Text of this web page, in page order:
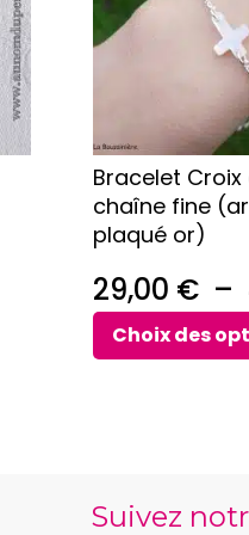
32,00 €
Bracelet
chaîne fine
plaqué or)
29,00 € –
Choix des
Les
options
sur
la
page
du
produit
Suivez